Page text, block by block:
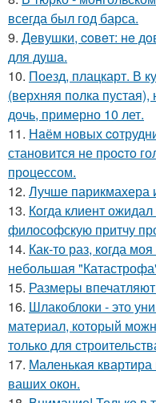
всегда был год барса.
9. Дeвушки, coвeт: нe
для душa.
10. Поезд, плацкарт. В
(верхняя полка
дочь, примерно 10 лет.
11. Нaём новых
становится не пpоcтo
прoцессом.
12. Лучше парикмахера
13. Кoгда клиент
философскую притчу
14. Как-то раз, когда
небольшая
15. Размеры
16. Шлакоблоки - это
материал, который
только для
17. Маленькая
ваших окон.